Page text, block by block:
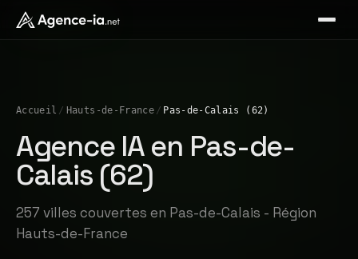
Accueil / Hauts-de-France / Pas-de-Calais (62)
Agence IA en Pas-de-
Calais (62)
257 villes couvertes en Pas-de-Calais - Région
Hauts-de-France